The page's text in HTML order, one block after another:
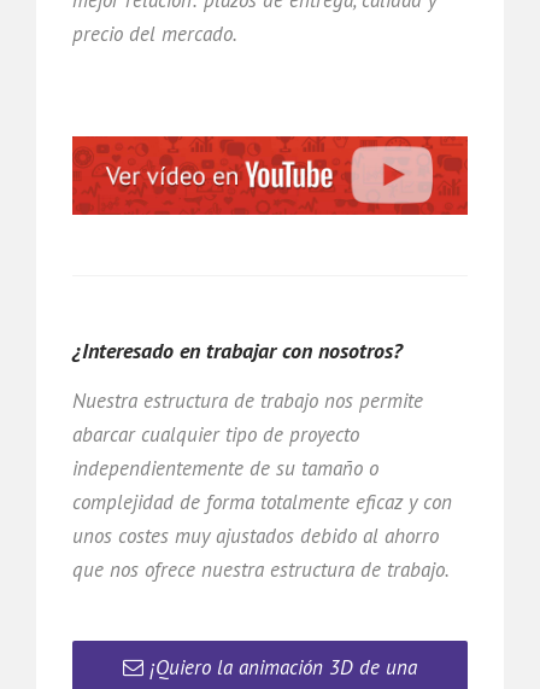
precio del mercado.
¿Interesado en trabajar con nosotros?
Nuestra estructura de trabajo nos permite
abarcar cualquier tipo de proyecto
independientemente de su tamaño o
complejidad de forma totalmente eficaz y con
unos costes muy ajustados debido al ahorro
que nos ofrece nuestra estructura de trabajo.
¡Quiero la animación 3D de una